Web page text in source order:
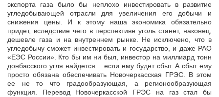
экспорта газа было бы неплохо инвестировать в развитие
угледобывающей отрасли для увеличения его добычи и
снижения цены. И к этому наша экономика обязательно
придет, вследствие чего в перспективе уголь станет, наконец,
дешевле газа и на внутреннем рынке. Не исключено, что в
угледобычу сможет инвестировать и государство, и даже РАО
«ЕЭС России». Кто бы им ни был, инвестор на миллиард тонн
донбасского угля найдется… если ему будет сбыт. А сбыт ему
просто обязана обеспечивать Новочеркасская ГРЭС. В этом
ее не то что градообразующая, а регионообразующая
функция. Перевод Новочеркасской ГРЭС на газ стал бы